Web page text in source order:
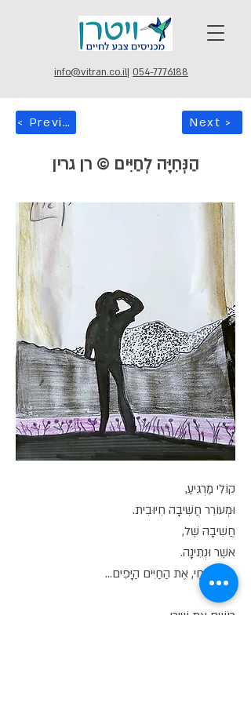
info@vitran.co.il| 054-7776188
< Previous Next >
הַנְּחִיָּה לְחַיִּים © רן גרין
קוֹלִי מַרְגִּיעַ,
וּמְעוֹרֵר חֲשִׁיבָה חִיּוּבִית.
חֲשִׁיבָה שֶׁל,
אֹשֶׁר וּנְתִינָה.
חַי, חַי, חַי, אֶת הַחַיִּים הַיָּפִים...
רוֹשֵׁם אֶת שִׁירַי,